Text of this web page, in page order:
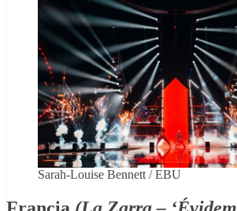
Sarah-Louise Bennett / EBU